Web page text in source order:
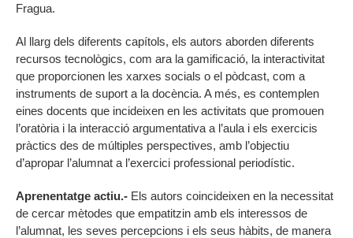
Fragua.
Al llarg dels diferents capítols, els autors aborden diferents
recursos tecnològics, com ara la gamificació, la interactivitat
que proporcionen les xarxes socials o el pòdcast, com a
instruments de suport a la docència. A més, es contemplen
eines docents que incideixen en les activitats que promouen
l’oratòria i la interacció argumentativa a l’aula i els exercicis
pràctics des de múltiples perspectives, amb l’objectiu
d’apropar l’alumnat a l’exercici professional periodístic.
Aprenentatge actiu.- Els autors coincideixen en la necessitat
de cercar mètodes que empatitzin amb els interessos de
l’alumnat, les seves percepcions i els seus hàbits, de manera